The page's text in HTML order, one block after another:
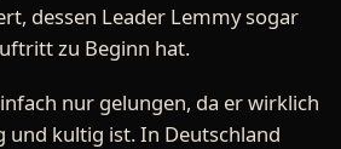
dessen Leader Lemmy sogar
zu Beginn hat.
nur gelungen, da er wirklich
und kultig ist. In Deutschland